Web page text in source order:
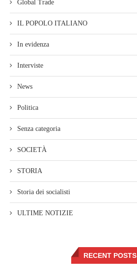
Global Trade
IL POPOLO ITALIANO
In evidenza
Interviste
News
Politica
Senza categoria
SOCIETÀ
STORIA
Storia dei socialisti
ULTIME NOTIZIE
RECENT POSTS